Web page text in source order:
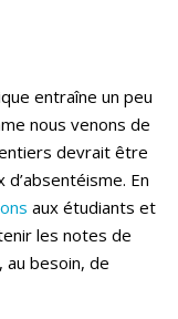
entraîne un peu
nous venons de
devrait être
En
aux étudiants et
les notes de
au besoin, de